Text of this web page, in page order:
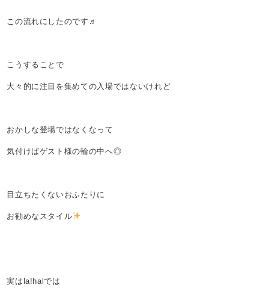
この流れにしたのです♬
こうすることで
大々的に注目を集めての入場ではないけれど
おかしな登場ではなくなって
気付けばゲスト様の輪の中へ◎
目立ちたくないおふたりに
お勧めなスタイル
実はla!halでは